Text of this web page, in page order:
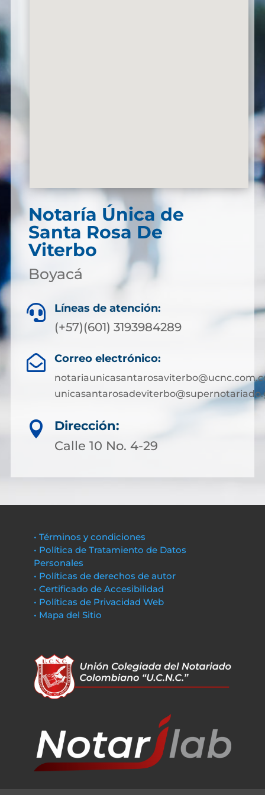
Notaría Única de
Santa Rosa De
Viterbo
Boyacá
 Líneas de atención:
(+57)(601) 3193984289
 Correo electrónico:

Dirección:
Calle 10 No. 4-29
• Términos y condiciones
• Política de Tratamiento de Datos
Personales
• Políticas de derechos de autor
• Certificado de Accesibilidad
• Políticas de Privacidad Web
• Mapa del Sitio